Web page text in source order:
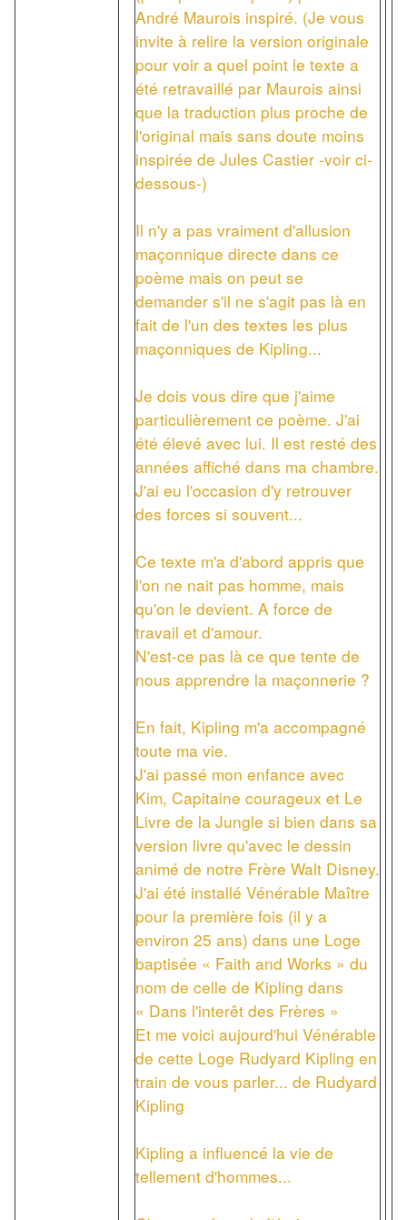
André Maurois inspiré. (Je vous
invite à relire la version originale
pour voir a quel point le texte a
été retravaillé par Maurois ainsi
que la traduction plus proche de
l'original mais sans doute moins
inspirée de Jules Castier -voir ci-
dessous-)
Il n'y a pas vraiment d'allusion
maçonnique directe dans ce
poème mais on peut se
demander s'il ne s'agit pas là en
fait de l'un des textes les plus
maçonniques de Kipling...
Je dois vous dire que j'aime
particulièrement ce poème. J'ai
été élevé avec lui. Il est resté des
années affiché dans ma chambre.
J'ai eu l'occasion d'y retrouver
des forces si souvent...
Ce texte m'a d'abord appris que
l'on ne nait pas homme, mais
qu'on le devient. A force de
travail et d'amour.
N'est-ce pas là ce que tente de
nous apprendre la maçonnerie ?
En fait, Kipling m'a accompagné
toute ma vie.
J'ai passé mon enfance avec
Kim, Capitaine courageux et Le
Livre de la Jungle si bien dans sa
version livre qu'avec le dessin
animé de notre Frère Walt Disney.
J'ai été installé Vénérable Maître
pour la première fois (il y a
environ 25 ans) dans une Loge
baptisée « Faith and Works » du
nom de celle de Kipling dans
« Dans l'interêt des Frères »
Et me voici aujourd'hui Vénérable
de cette Loge Rudyard Kipling en
train de vous parler... de Rudyard
Kipling
Kipling a influencé la vie de
tellement d'hommes...